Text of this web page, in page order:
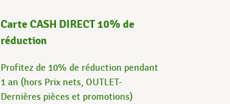
Carte CASH DIRECT 10% de
réduction
Profitez de 10% de réduction pendant
1 an (hors Prix nets, OUTLET-
Dernières pièces et promotions)